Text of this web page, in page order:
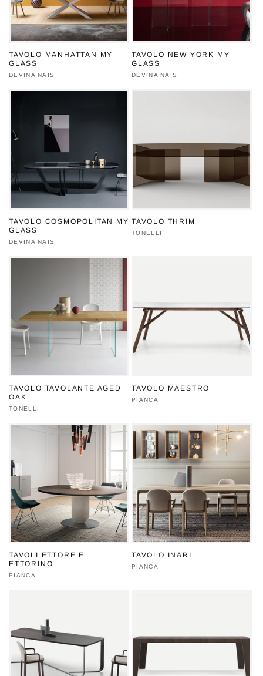
TAVOLO MANHATTAN MY
GLASS
Produttore:
DEVINA NAIS
TAVOLO NEW YORK MY
GLASS
Produttore:
DEVINA NAIS
TAVOLO COSMOPOLITAN MY
GLASS
Produttore:
DEVINA NAIS
TAVOLO THRIM
Produttore:
TONELLI
TAVOLO TAVOLANTE AGED
OAK
Produttore:
TONELLI
TAVOLO MAESTRO
Produttore:
PIANCA
TAVOLI ETTORE E
ETTORINO
Produttore:
PIANCA
TAVOLO INARI
Produttore:
PIANCA